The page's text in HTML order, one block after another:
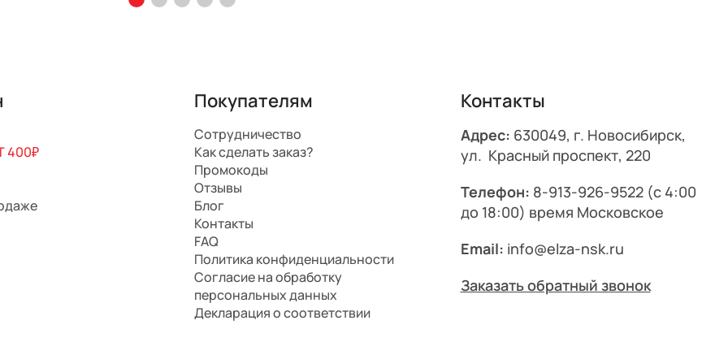
400₽
Покупателям
Сотрудничество
Как сделать заказ?
Промокоды
Отзывы
Блог
Контакты
FAQ
Политика конфиденциальности
Согласие на обработку
персональных данных
Декларация о соответствии
Контакты
Адрес: 630049, г. Новосибирск,
ул. Красный проспект, 220
Телефон: 8-913-926-9522(с 4:00
до 18:00) время Московское
Email: info@elza-nsk.ru
Заказать обратный звонок